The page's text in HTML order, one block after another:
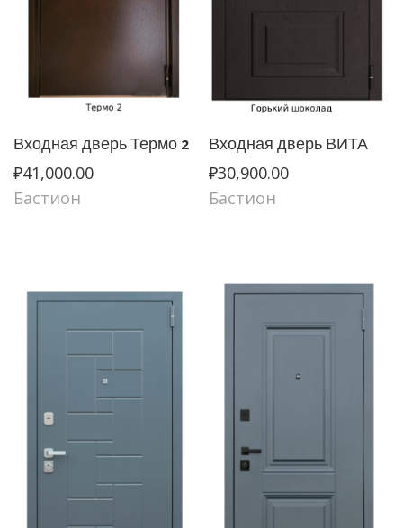
Входная дверь Термо 2
₽41,000.00
Бастион
Входная дверь ВИТА
₽30,900.00
Бастион